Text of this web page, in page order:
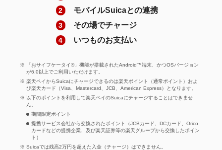
モバイルSuicaとの連携
その場でチャージ
いつものお支払い
「おサイフケータイ®」機能が搭載されたAndroid™端末、かつOSバージョン
が6.0以上でご利用いただけます。
楽天ペイからSuicaにチャージできるのは楽天ポイント（通常ポイント）およ
び楽天カード（Visa、Mastercard、JCB、American Express）となります。
以下のポイントを利用して楽天ペイのSuicaにチャージすることはできませ
ん。
期間限定ポイント
提携サービス会社から交換されたポイント（JCBカード、DCカード、Orico
カードなどの提携企業、及び楽天証券等の楽天グループから交換したポイン
ト）
Suicaでは残高2万円を超えた入金（チャージ）はできません。